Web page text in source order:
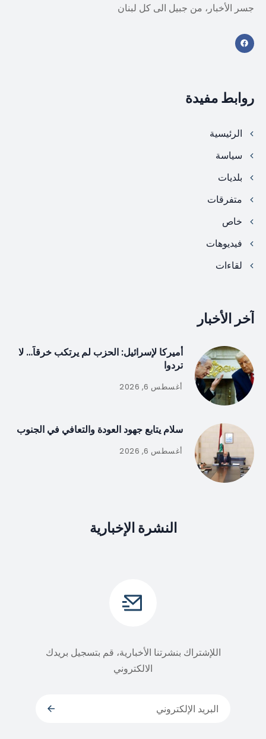
جسر الأخبار، من جبيل الى كل لبنان
روابط مفيدة
الرئيسية
سياسة
بلديات
متفرقات
خاص
فيديوهات
لقاءات
آخر الأخبار
أميركا لإسرائيل: الحزب لم يرتكب خرقاً… لا
تردوا
أغسطس 6, 2026
سلام يتابع جهود العودة والتعافي في الجنوب
أغسطس 6, 2026
النشرة الإخبارية
اللإشتراك بنشرتنا الأخبارية، قم بتسجيل بريدك
الالكتروني